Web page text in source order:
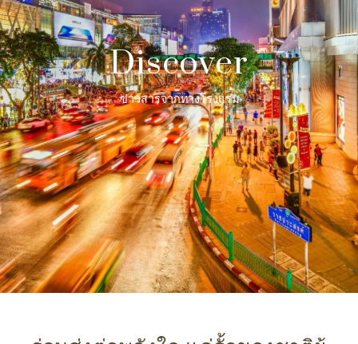
Discover
ข่าวสารจากทางโรงแรม